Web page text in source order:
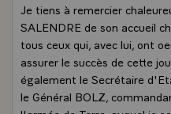
Je tiens à remercier
SALENDRE de son accueil
tous ceux qui, avec lui, ont
assurer le succès de cette
également le Secrétaire
le Général BOLZ,